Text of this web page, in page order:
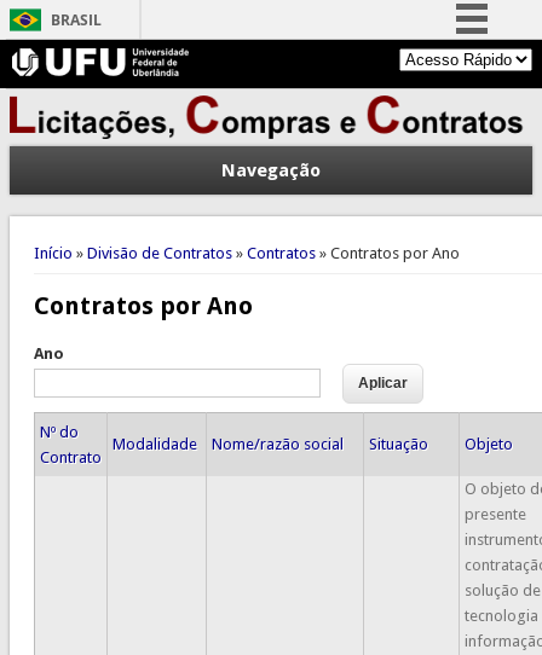
BRASIL
Simplifique!
Comunica BR
Participe
Acesso à informação
Legislação
Canais
Navegação
Você está aqui
Início » Divisão de Contratos» Contratos» Contratos por Ano
Contratos por Ano
Ano
Nº do
Contrato
Modalidade Nome/razão social Situação Objeto
O objeto
presente
solução de
tecnologia